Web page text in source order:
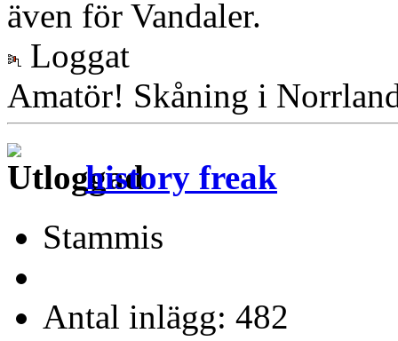
även för Vandaler.
Loggat
Amatör! Skåning i
history freak
Stammis
Antal inlägg: 482